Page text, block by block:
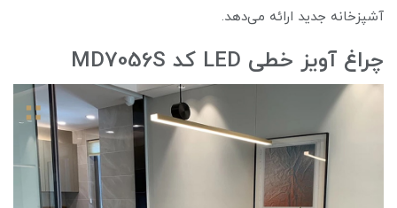
آشپزخانه جدید ارائه می‌دهد.
چراغ آویز خطی LED کد MD7056S